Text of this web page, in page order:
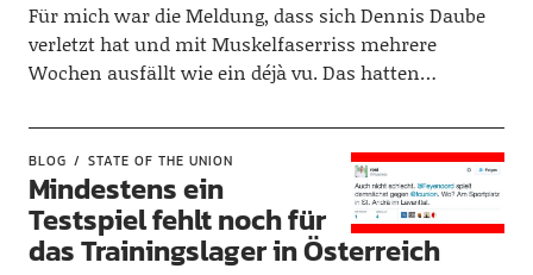
Für mich war die Meldung, dass sich Dennis Daube
verletzt hat und mit Muskelfaserriss mehrere
Wochen ausfällt wie ein déjà vu. Das hatten…
BLOG STATE OF THE UNION
Mindestens ein
Testspiel fehlt noch für
das Trainingslager in Österreich